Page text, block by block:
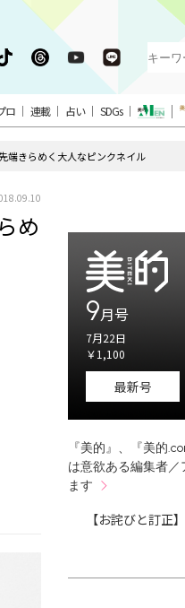
ロ 連載 占い SDGs
端きらめく大人なピンクネイル
め
9月号
7月22日
￥1,100
最新号
『美的』、『美的
は意欲ある編集者
ます
【お詫びと訂正】